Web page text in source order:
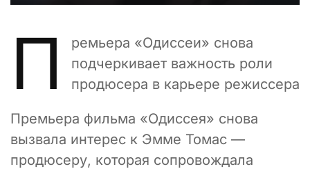
П
ремьера «Одиссеи» снова
подчеркивает важность роли
продюсера в карьере режиссера
Премьера фильма «Одиссея» снова
вызвала интерес к Эмме Томас —
продюсеру, которая сопровождала